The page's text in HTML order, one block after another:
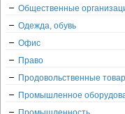
Общественные
Одежда, обувь
Офис
Право
Продовольственные
Промышленное